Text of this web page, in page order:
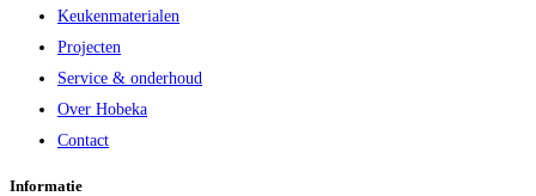
Keukenmaterialen
Projecten
Service & onderhoud
Over Hobeka
Contact
Informatie